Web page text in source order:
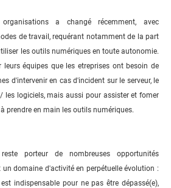
a changé récemment, avec
de travail, requérant notamment de la part
les outils numériques en toute autonomie.
leurs équipes que les etreprises ont besoin de
d'intervenir en cas d'incident sur le serveur, le
les logiciels, mais aussi pour assister et fomer
prendre en main les outils numériques.
porteur de nombreuses opportunités
domaine d'activité en perpétuelle évolution :
indispensable pour ne pas être dépassé(e),